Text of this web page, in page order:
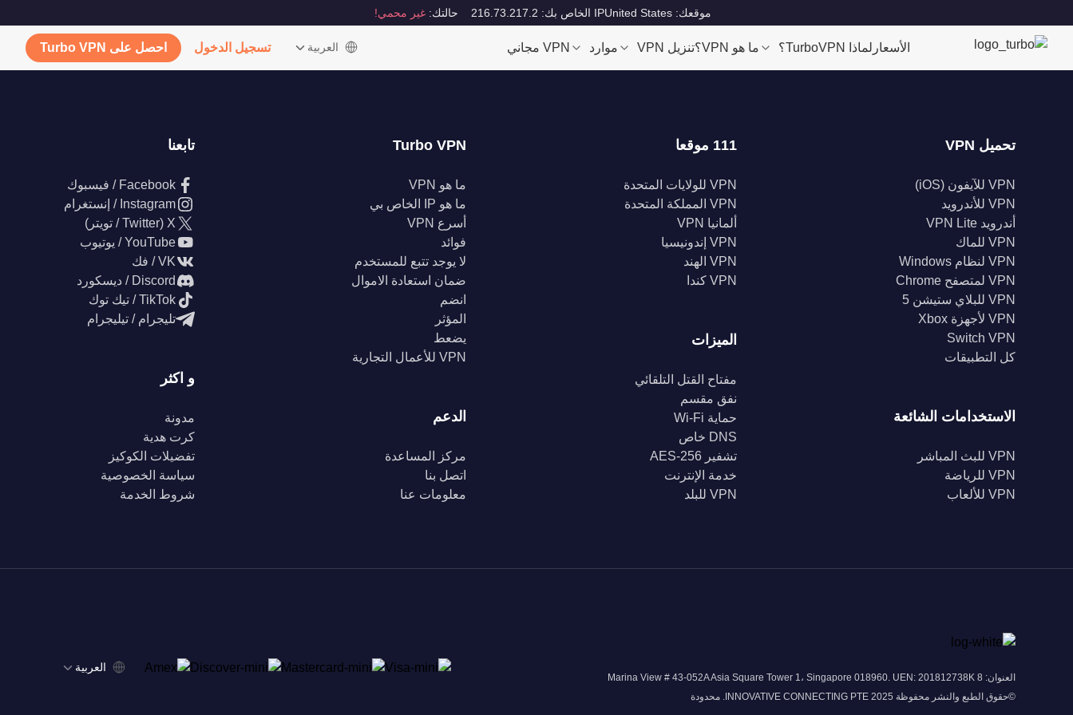
موقعك: United States IP الخاص بك: 216.73.217.2 حالتك: غير محمي!
الأسعار لماذا TurboVPN؟ ما هو VPN؟ تنزيل VPN موارد VPN مجاني ‫العربية تسجيل الدخول احصل على Turbo VPN
تحميل VPN
VPN للآيفون (iOS)
VPN للأندرويد
أندرويد VPN Lite
VPN للماك
VPN لنظام Windows
VPN لمتصفح Chrome
VPN للبلاي ستيشن 5
VPN لأجهزة Xbox
Switch VPN
كل التطبيقات
الاستخدامات الشائعة
VPN للبث المباشر
VPN للرياضة
VPN للألعاب
111 موقعا
VPN للولايات المتحدة
VPN المملكة المتحدة
ألمانيا VPN
VPN إندونيسيا
VPN الهند
VPN كندا
الميزات
مفتاح القتل التلقائي
نفق مقسم
حماية Wi-Fi
DNS خاص
تشفير AES-256
خدمة الإنترنت
VPN للبلد
Turbo VPN
ما هو VPN
ما هو IP الخاص بي
أسرع VPN
فوائد
لا يوجد تتبع للمستخدم
ضمان استعادة الاموال
انضم
المؤثر
يضعط
VPN للأعمال التجارية
الدعم
مركز المساعدة
اتصل بنا
معلومات عنا
تابعنا
Facebook / فيسبوك
Instagram / إنستغرام
X (Twitter / تويتر)
YouTube / يوتيوب
VK / فك
Discord / ديسكورد
TikTok / تيك توك
تليجرام / تيليجرام
و اكثر
مدونة
كرت هدية
تفضيلات الكوكيز
سياسة الخصوصية
شروط الخدمة
العنوان: 8 Marina View # 43-052A Asia Square Tower 1، Singapore 018960. UEN: 201812738K
©حقوق الطبع والنشر محفوظة 2025 INNOVATIVE CONNECTING PTE. محدودة
‫العربية